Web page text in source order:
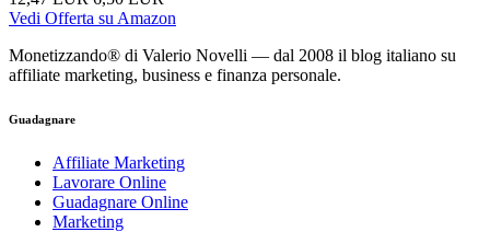
Vedi Offerta su Amazon
Monetizzando® di Valerio Novelli — dal 2008 il blog italiano su
affiliate marketing, business e finanza personale.
Guadagnare
Affiliate Marketing
Lavorare Online
Guadagnare Online
Marketing